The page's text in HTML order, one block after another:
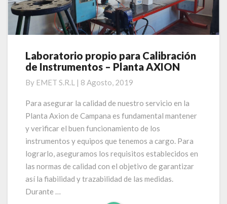
Laboratorio
propio
Calibración
de
Instrumentos
–
Planta
AXION
Laboratorio propio para Calibración
de Instrumentos – Planta AXION
By EMET S.R.L | 8 Agosto, 2019
Para asegurar la calidad de nuestro servicio en la
Planta Axion de Campana es fundamental mantener
y verificar el buen funcionamiento de los
instrumentos y equipos que tenemos a cargo. Para
lograrlo, aseguramos los requisitos establecidos en
las normas de calidad con el objetivo de garantizar
así la fiabilidad y trazabilidad de las medidas.
Durante …